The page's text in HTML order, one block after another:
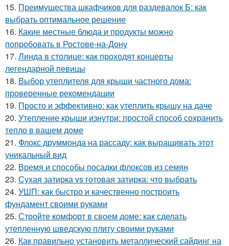
15. Преимущества шкафчиков для раздевалок Б: как
выбрать оптимальное решение
16. Какие местные блюда и продукты можно
попробовать в Ростове-на-Дону
17. Линда в столице: как проходят концерты
легендарной певицы
18. Выбор утеплителя для крыши частного дома:
проверенные рекомендации
19. Просто и эффективно: как утеплить крышу на даче
20. Утепление крыши изнутри: простой способ сохранить
тепло в вашем доме
21. Флокс друммонда на рассаду: как выращивать этот
уникальный вид
22. Время и способы посадки флоксов из семян
23. Сухая затирка vs готовая затирка: что выбрать
24. УШП: как быстро и качественно построить
фундамент своими руками
25. Стройте комфорт в своем доме: как сделать
утепленную шведскую плиту своими руками
26. Как правильно установить металлический сайдинг на